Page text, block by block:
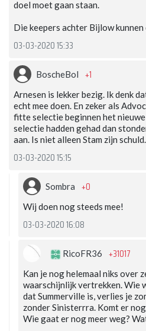
doel moet gaan staan.
Die keepers achter Bijlow
03-03-2020 15:33
BoscheBol +1
Arnesen is lekker bezig. Ik denk
echt mee doen. En zeker als
fitte selectie beginnen het
selectie hadden gehad dan
aan. Is niet alleen Stam zijn schuld.
03-03-2020 15:15
Sombra +0
Wij doen nog steeds mee!
03-03-2020 16:08
RicoFR36 +31017
Kan je nog helemaal niks over
waarschijnlijk vertrekken. Wie
dat Summerville is, verlies je
zonder Sinisterrra. Komt er
Wie gaat er nog meer weg?